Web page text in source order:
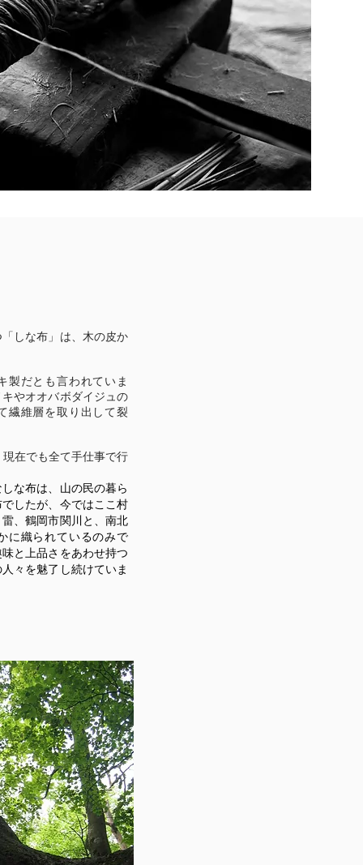
しな布」は、木の皮か
製だとも言われていま
やオオバボダイジュの
繊維層を取り出して裂
現在でも全て手仕事で行
な布は、山の民の暮ら
したが、今ではここ村
、鶴岡市関川と、南北
に織られているのみで
と上品さをあわせ持つ
々を魅了し続けていま